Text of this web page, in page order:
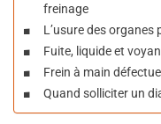
freinage
L’usure des
Fuite, liquide et
Frein à main
Quand solliciter un